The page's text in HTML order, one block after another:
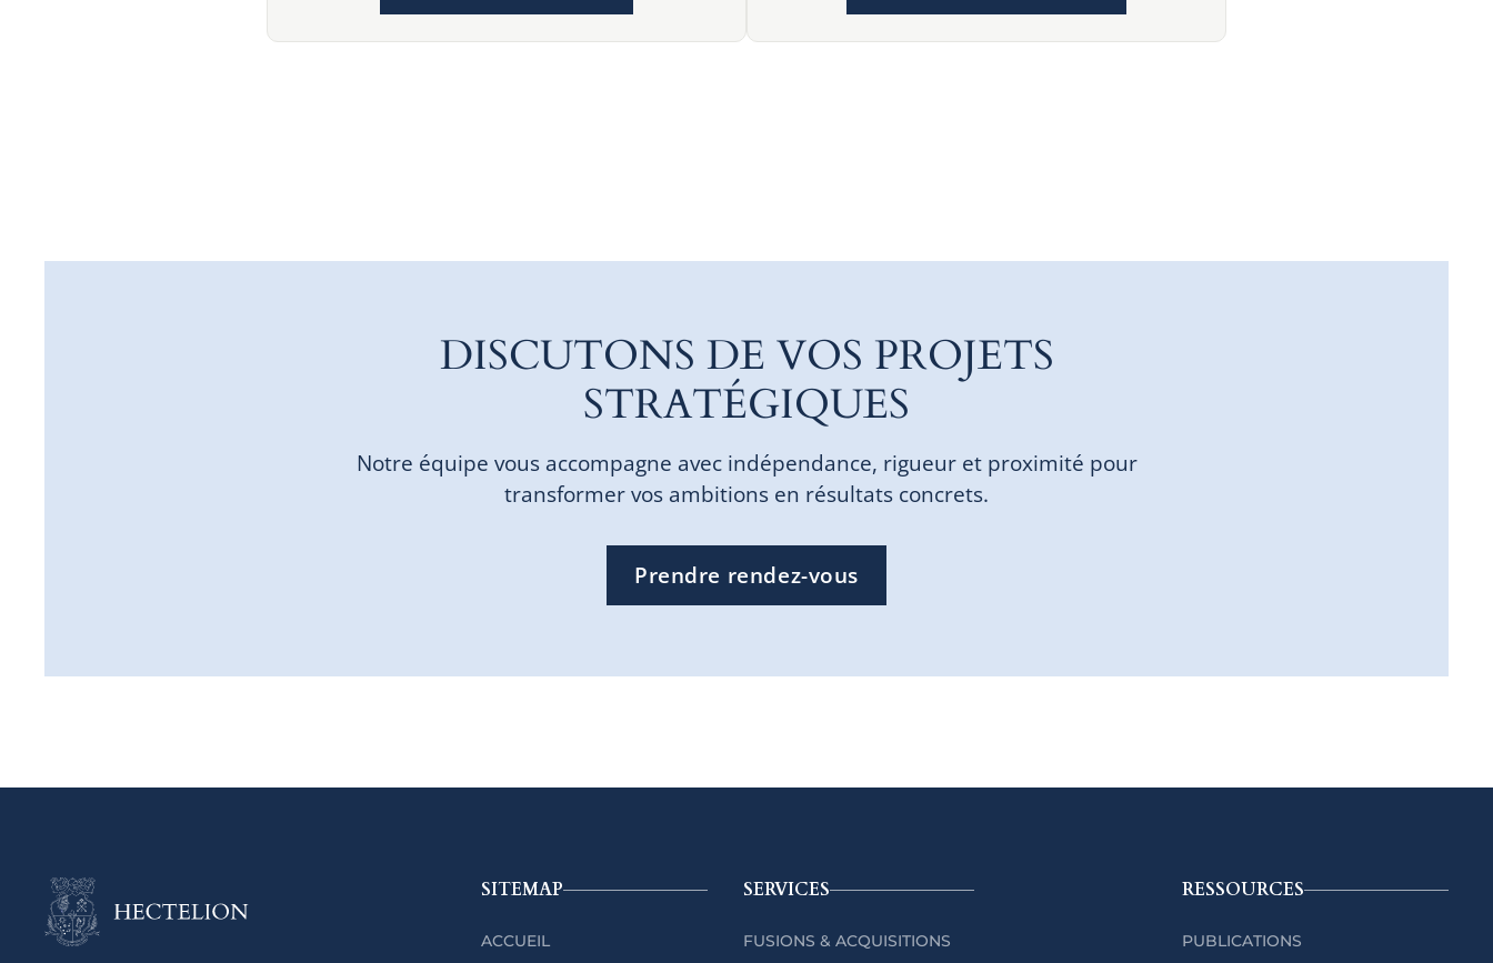
DISCUTONS DE VOS PROJETS
STRATÉGIQUES
Notre équipe vous accompagne avec indépendance, rigueur et proximité pour
transformer vos ambitions en résultats concrets.
Prendre rendez-vous
SITEMAP
ACCUEIL
SERVICES
FUSIONS & ACQUISITIONS
RESSOURCES
PUBLICATIONS